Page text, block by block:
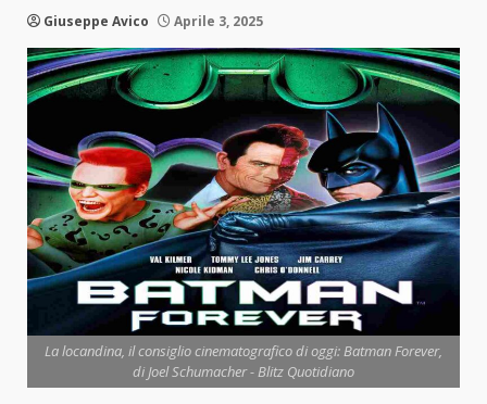
Giuseppe Avico Aprile 3, 2025
La locandina, il consiglio cinematografico di oggi: Batman Forever,
di Joel Schumacher - Blitz Quotidiano